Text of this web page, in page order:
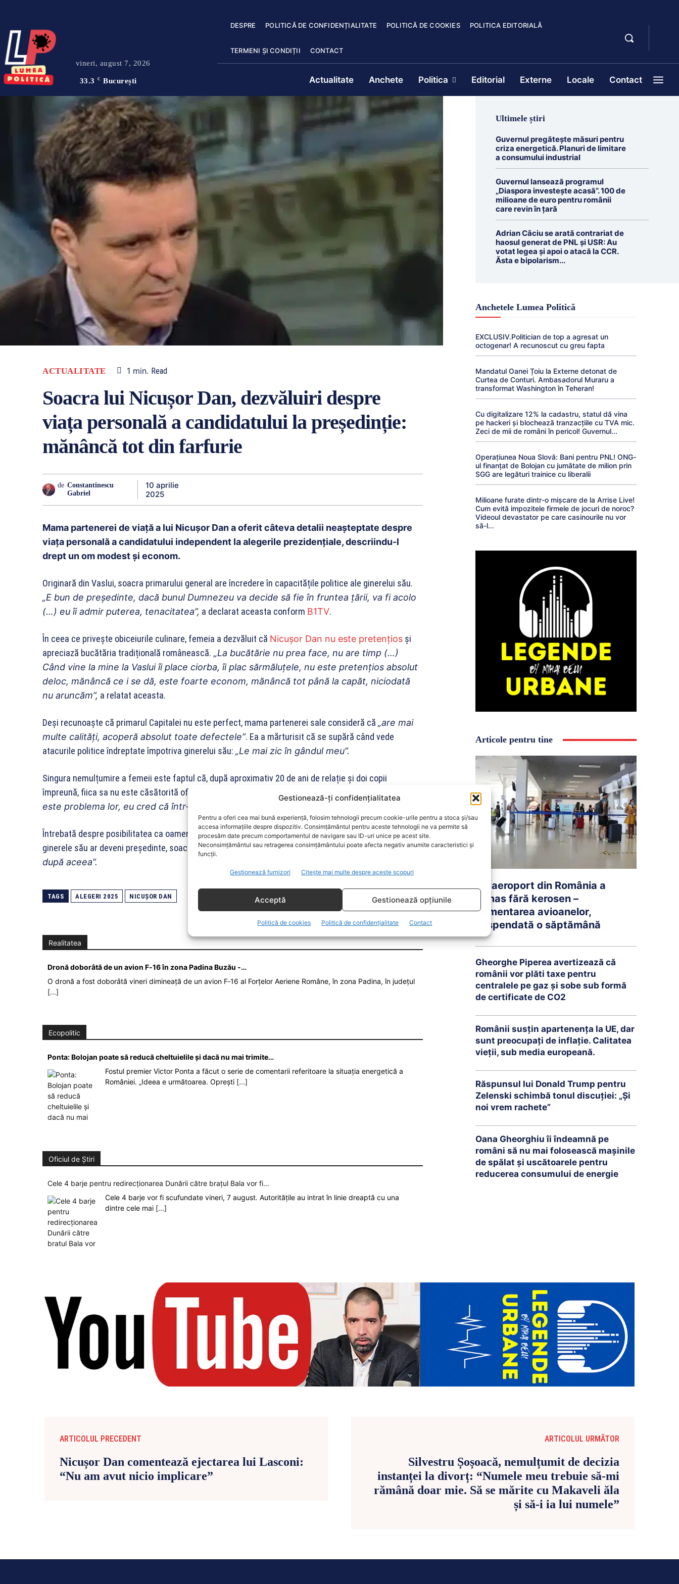
Gestionează-ți confidențialitatea
Pentru a oferi cea mai bună experiență, folosim tehnologii precum cookie-urile pentru a stoca și/sau
accesa informațiile despre dispozitiv. Consimțământul pentru aceste tehnologii ne va permite să
procesăm date precum comportamentul de navigare sau ID-uri unice pe acest site.
Neconsimțământul sau retragerea consimțământului poate afecta negativ anumite caracteristici și
funcții.
Gestionează furnizori Citește mai multe despre aceste scopuri
Acceptă Gestionează opțiunile
Politică de cookies Politică de confidențialitate Contact
vineri, august 7, 2026
33.3 C București
DESPRE POLITICĂ DE CONFIDENȚIALITATE POLITICĂ DE COOKIES POLITICA EDITORIALĂ
TERMENI ȘI CONDIȚII CONTACT
Actualitate Anchete Politica Editorial Externe Locale Contact
ACTUALITATE 1 min. Read
Soacra lui Nicușor Dan, dezvăluiri despre
viața personală a candidatului la președinție:
mănâncă tot din farfurie
de Constantinescu
Gabriel
10 aprilie
2025
Mama partenerei de viață a lui Nicușor Dan a oferit câteva detalii neașteptate despre
viața personală a candidatului independent la alegerile prezidențiale, descriindu-l
drept un om modest și econom.
Originară din Vaslui, soacra primarului general are încredere în capacitățile politice ale ginerelui său.
„E bun de președinte, dacă bunul Dumnezeu va decide să fie în fruntea țării, va fi acolo
(…) eu îi admir puterea, tenacitatea”, a declarat aceasta conform B1TV.
În ceea ce privește obiceiurile culinare, femeia a dezvăluit că Nicușor Dan nu este pretențios și
apreciază bucătăria tradițională românească. „La bucătărie nu prea face, nu are timp (…)
Când vine la mine la Vaslui îi place ciorba, îi plac sărmăluțele, nu este pretențios absolut
deloc, mănâncă ce i se dă, este foarte econom, mănâncă tot până la capăt, niciodată
nu aruncăm”, a relatat aceasta.
Deși recunoaște că primarul Capitalei nu este perfect, mama partenerei sale consideră că „are mai
multe calități, acoperă absolut toate defectele”. Ea a mărturisit că se supără când vede
atacurile politice îndreptate împotriva ginerelui său: „Le mai zic în gândul meu”.
Singura nemulțumire a femeii este faptul că, după aproximativ 20 de ani de relație și doi copii
împreună, fiica sa nu este căsătorită oficial cu Nicușor Dan.
„E adevărat, nu sunt mulțumită, dar
este problema lor, eu cred că într-o zi se va realiza”
Întrebată despre posibilitatea ca oamenii să îi solicite diverse favoruri în eventualitatea în care
ginerele său ar deveni președinte, soacra a răspuns simplu: „Deocamdată nu au venit, vedem
după aceea”.
TAGS ALEGERI 2025 NICUȘOR DAN
Realitatea
Dronă doborâtă de un avion F‑16 în zona Padina Buzău -…
O dronă a fost doborâtă vineri dimineață de un avion F‑16 al Forțelor Aeriene Române, în zona Padina, în județul
[...]
Ecopolitic
Ponta: Bolojan poate să reducă cheltuielile şi dacă nu mai trimite…
Fostul premier Victor Ponta a făcut o serie de comentarii referitoare la situația energetică a
României. „Ideea e următoarea. Oprești [...]
Oficiul de Știri
Cele 4 barje pentru redirecționarea Dunării către brațul Bala vor fi…
Cele 4 barje vor fi scufundate vineri, 7 august. Autoritățile au intrat în linie dreaptă cu una
dintre cele mai [...]
Ultimele știri
Guvernul pregătește măsuri pentru
criza energetică. Planuri de limitare
a consumului industrial
Guvernul lansează programul
„Diaspora investește acasă”. 100 de
milioane de euro pentru românii
care revin în țară
Adrian Câciu se arată contrariat de
haosul generat de PNL și USR: Au
votat legea și apoi o atacă la CCR.
Ăsta e bipolarism...
Anchetele Lumea Politică
EXCLUSIV.Politician de top a agresat un
octogenar! A recunoscut cu greu fapta
Mandatul Oanei Țoiu la Externe detonat de
Curtea de Conturi. Ambasadorul Muraru a
transformat Washington în Teheran!
Cu digitalizare 12% la cadastru, statul dă vina
pe hackeri și blochează tranzacțiile cu TVA mic.
Zeci de mii de români în pericol! Guvernul...
Operațiunea Noua Slovă: Bani pentru PNL! ONG-
ul finanțat de Bolojan cu jumătate de milion prin
SGG are legături trainice cu liberalii
Milioane furate dintr-o mișcare de la Arrise Live!
Cum evită impozitele firmele de jocuri de noroc?
Videoul devastator pe care casinourile nu vor
să-l...
Articole pentru tine
Un aeroport din România a
rămas fără kerosen –
Alimentarea avioanelor,
suspendată o săptămână
Gheorghe Piperea avertizează că
românii vor plăti taxe pentru
centralele pe gaz și sobe sub formă
de certificate de CO2
Românii susțin apartenența la UE, dar
sunt preocupați de inflație. Calitatea
vieții, sub media europeană.
Răspunsul lui Donald Trump pentru
Zelenski schimbă tonul discuției: „Și
noi vrem rachete”
Oana Gheorghiu îi îndeamnă pe
români să nu mai folosească mașinile
de spălat și uscătoarele pentru
reducerea consumului de energie
ARTICOLUL PRECEDENT
Nicușor Dan comentează ejectarea lui Lasconi:
“Nu am avut nicio implicare”
ARTICOLUL URMĂTOR
Silvestru Șoșoacă, nemulțumit de decizia
instanței la divorț: “Numele meu trebuie să-mi
rămână doar mie. Să se mărite cu Makaveli ăla
și să-i ia lui numele”